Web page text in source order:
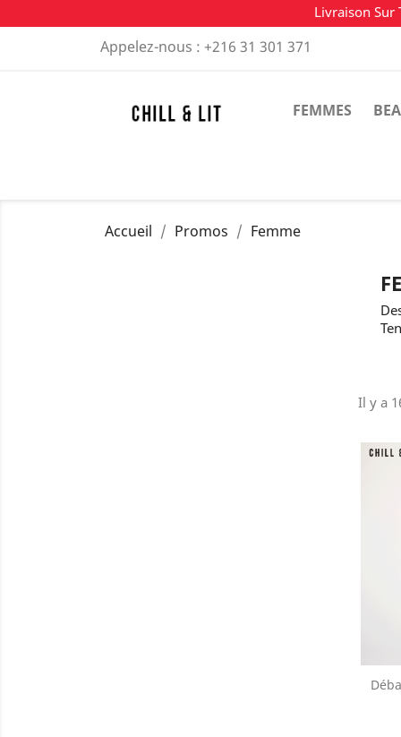
Livraison Sur
Appelez-nous : +216 31 301 371
FEMMES
Accueil Promos Femme
Il y a